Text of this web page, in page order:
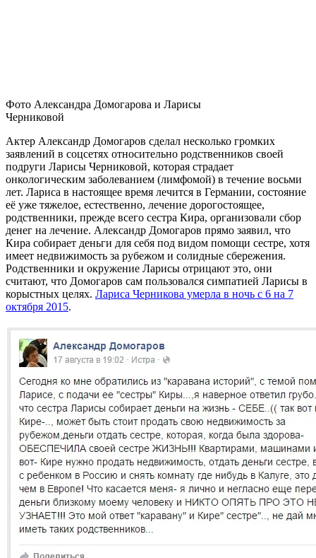
Фото Александра Домогарова и Ларисы
Черниковой
Актер Александр Домогаров сделал несколько громких
заявлений в соцсетях относительно родственников своей
подруги Ларисы Черниковой, которая страдает
онкологическим заболеванием (лимфомой) в течение восьми
лет. Лариса в настоящее время лечится в Германии, состояние
её уже тяжелое, естественно, лечение дорогостоящее,
родственники, прежде всего сестра Кира, организовали сбор
денег на лечение. Александр Домогаров прямо заявил, что
Кира собирает деньги для себя под видом помощи сестре, хотя
имеет недвижимость за рубежом и солидные сбережения.
Родственники и окружение Ларисы отрицают это, они
считают, что Домогаров сам пользовался симпатией Ларисы в
корыстных целях. Лариса Черникова умерла в ночь с 6 на 7
октября 2015.